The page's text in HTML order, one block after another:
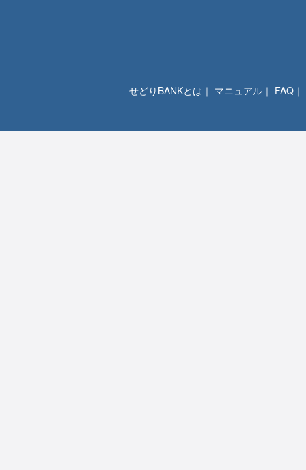
せどりBANKとは ｜ マニュアル｜ FAQ｜